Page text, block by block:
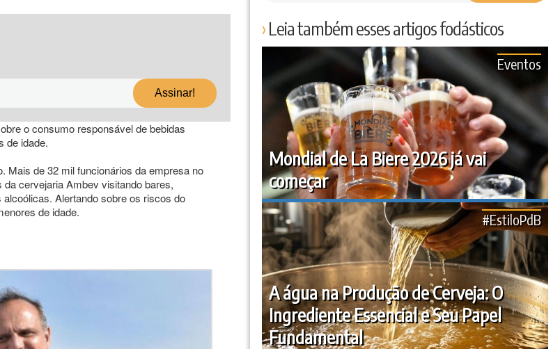
o consumo responsável de bebidas
de idade.
Mais de 32 mil funcionários da empresa no
cervejaria Ambev visitando bares,
Alertando sobre os riscos do
de idade.
Leia também esses artigos fodásticos
Mondial de La Biere 2026 já vai
começar
Eventos
A água na Produção de Cerveja: O
Ingrediente Essencial e Seu Papel
Fundamental
#EstiloPdB